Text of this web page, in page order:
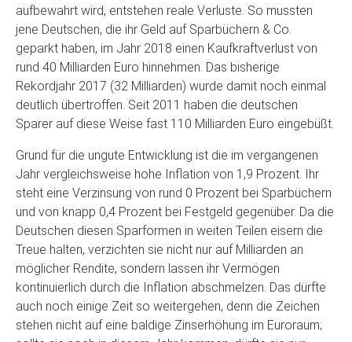
aufbewahrt wird, entstehen reale Verluste. So mussten
jene Deutschen, die ihr Geld auf Sparbüchern & Co.
geparkt haben, im Jahr 2018 einen Kaufkraftverlust von
rund 40 Milliarden Euro hinnehmen. Das bisherige
Rekordjahr 2017 (32 Milliarden) wurde damit noch einmal
deutlich übertroffen. Seit 2011 haben die deutschen
Sparer auf diese Weise fast 110 Milliarden Euro eingebüßt.
Grund für die ungute Entwicklung ist die im vergangenen
Jahr vergleichsweise hohe Inflation von 1,9 Prozent. Ihr
steht eine Verzinsung von rund 0 Prozent bei Sparbüchern
und von knapp 0,4 Prozent bei Festgeld gegenüber. Da die
Deutschen diesen Sparformen in weiten Teilen eisern die
Treue halten, verzichten sie nicht nur auf Milliarden an
möglicher Rendite, sondern lassen ihr Vermögen
kontinuierlich durch die Inflation abschmelzen. Das dürfte
auch noch einige Zeit so weitergehen, denn die Zeichen
stehen nicht auf eine baldige Zinserhöhung im Euroraum;